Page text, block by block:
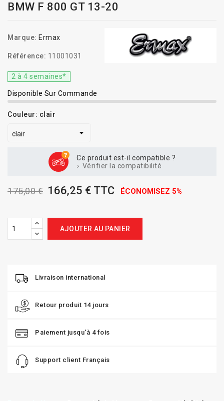
BMW F 800 GT 13-20
Marque: Ermax
Référence: 11001031
2 à 4 semaines*
Disponible Sur Commande
Couleur: clair
Ce produit est-il compatible ?
Vérifier la compatibilité
175,00 € 166,25 € TTC ÉCONOMISEZ 5%
AJOUTER AU PANIER
Livraison international
Retour produit 14 jours
Paiement jusqu'à 4 fois
Support client Français